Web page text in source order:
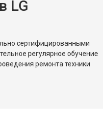
LG
сертифицированными
регулярное обучение
ремонта техники